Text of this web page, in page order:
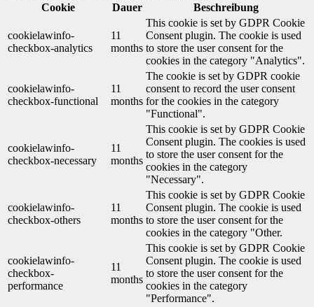
Cookie
Dauer Beschreibung
cookielawinfo-
checkbox-analytics
11
months
This cookie is set by GDPR Cookie
Consent plugin. The cookie is used
to store the user consent for the
cookies in the category "Analytics".
cookielawinfo-
checkbox-functional
11
months
The cookie is set by GDPR cookie
consent to record the user consent
for the cookies in the category
"Functional".
cookielawinfo-
checkbox-necessary
11
months
This cookie is set by GDPR Cookie
Consent plugin. The cookies is used
to store the user consent for the
cookies in the category
"Necessary".
cookielawinfo-
checkbox-others
11
months
This cookie is set by GDPR Cookie
Consent plugin. The cookie is used
to store the user consent for the
cookies in the category "Other.
cookielawinfo-
checkbox-
performance
11
months
This cookie is set by GDPR Cookie
Consent plugin. The cookie is used
to store the user consent for the
cookies in the category
"Performance".